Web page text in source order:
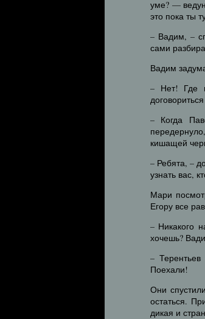
уме? —
это пока ты
– Вадим, –
сами
Вадим
– Нет! Где
– Когда
кишащей
– Ребята, –
узнать вас,
Мари
Егору все
– Никакого
хочешь?
–
Поехали!
Они
остаться.
дикая и